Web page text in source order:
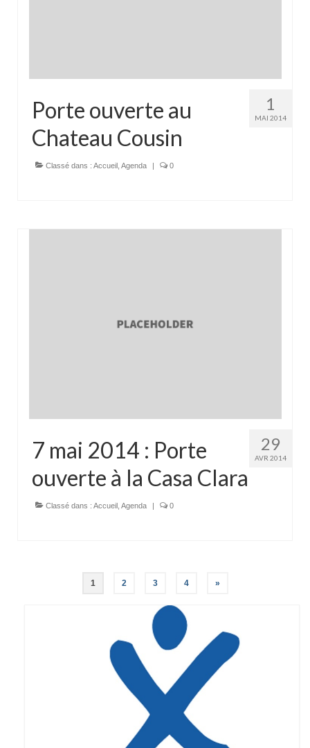
1
MAI 2014
Porte ouverte au
Chateau Cousin
Classé dans : Accueil Agenda | 0
29
AVR 2014
7 mai 2014 : Porte
ouverte à la Casa Clara
Classé dans : Accueil Agenda | 0
Navigation
1 2 3 4 »